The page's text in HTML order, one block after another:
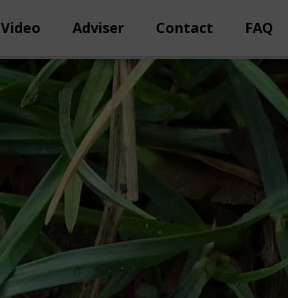
Video Adviser Contact FAQ